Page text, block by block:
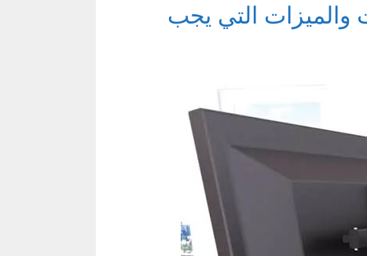
والميزات التي يجب